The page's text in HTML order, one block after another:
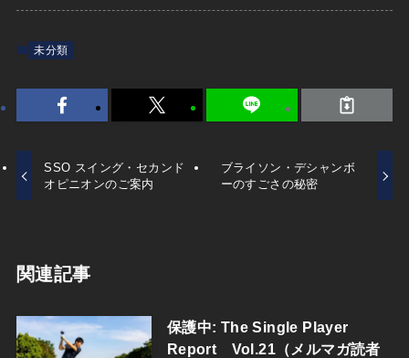
未分類
SSO スイング・セカンド
オピニオンのご案内
ブライソン・デシャンボ
ーのすごさの秘密
関連記事
保護中: The Single Player
Report Vol.21（メルマガ読者